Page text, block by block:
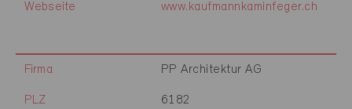
Webseite www.kaufmannkaminfeger.ch
Firma PP Architektur AG
PLZ 6182